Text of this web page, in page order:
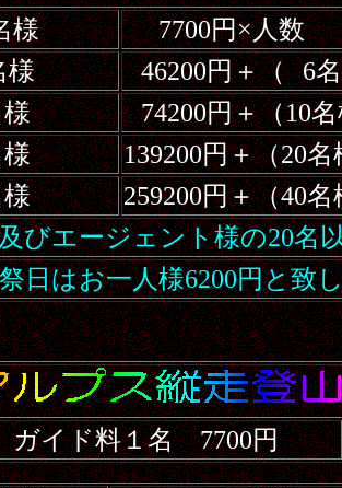
様
7700円×人数
様 46200円＋（
6
様
74200円＋（10
様
139200円＋（20
様
259200円＋（40
びエージェント様の20名
日はお一人様6200円と致
ガイド料１名 7700円